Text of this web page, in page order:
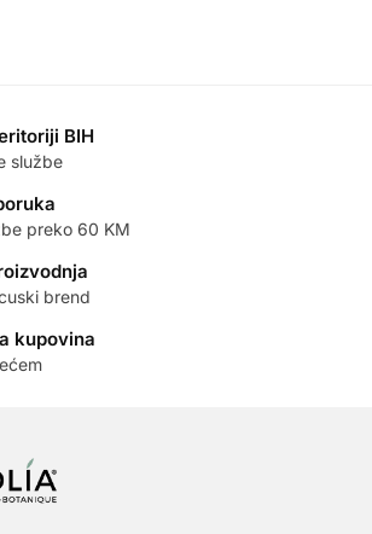
BIH
službe
preko 60 KM
brend
kupovina